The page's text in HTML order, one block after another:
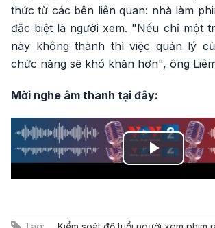
thức từ các bên liên quan: nhà làm
đặc biệt là người xem. "Nếu chỉ một
này không thành thì việc quản lý
chức năng sẽ khó khăn hơn", ông
Mời nghe âm thanh tại đây:
Play